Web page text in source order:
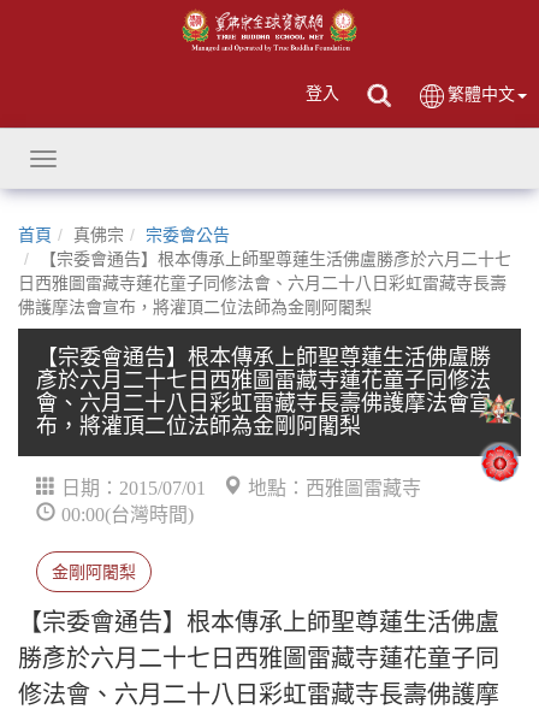
登入 繁體中文
Toggle
navigation
首頁 真佛宗
宗委會公告
【宗委會通告】根本傳承上師聖尊蓮生活佛盧勝彥於六月二十七
日西雅圖雷藏寺蓮花童子同修法會、六月二十八日彩虹雷藏寺長壽
佛護摩法會宣布，將灌頂二位法師為金剛阿闍梨
【宗委會通告】根本傳承上師聖尊蓮生活佛盧勝
彥於六月二十七日西雅圖雷藏寺蓮花童子同修法
會、六月二十八日彩虹雷藏寺長壽佛護摩法會宣
布，將灌頂二位法師為金剛阿闍梨
日期：2015/07/01
地點：西雅圖雷藏寺
00:00(台灣時間)
金剛阿闍梨
【宗委會通告】根本傳承上師聖尊蓮生活佛盧
勝彥於六月二十七日西雅圖雷藏寺蓮花童子同
修法會、六月二十八日彩虹雷藏寺長壽佛護摩